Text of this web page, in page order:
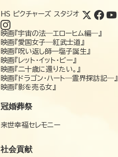
HS ピクチャーズ スタジオ
映画『宇宙の法―エローヒム編―』
映画『愛国女子―紅武士道』
映画『呪い返し師—塩子誕生』
映画『レット・イット・ビー』
映画『二十歳に還りたい。』
映画『ドラゴン・ハート―霊界探訪記―』
映画『影を売る女』
冠婚葬祭
来世幸福セレモニー
社会貢献